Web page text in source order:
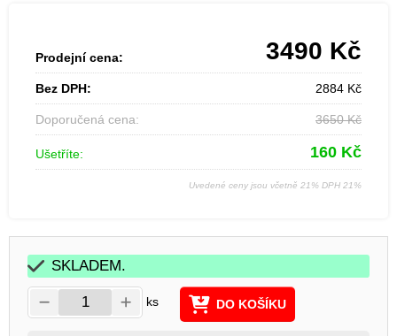
Prodejní cena: 3490 Kč
Bez DPH: 2884 Kč
Doporučená cena: 3650Kč
Ušetříte: 160 Kč
Uvedené ceny jsou včetně 21% DPH 21%
SKLADEM.
ks DO KOŠÍKU